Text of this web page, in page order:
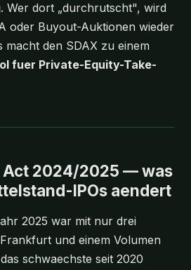
Wer dort „durchrutscht", wird
oder Buyout-Auktionen wieder
macht den SDAX zu einem
fuer Private-Equity-Take-
Act 2024/2025 — was
IPOs aendert
2025 war mit nur drei
und einem Volumen
das schwaechste seit 2020